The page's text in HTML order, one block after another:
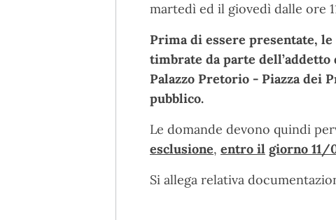
martedì ed il giovedì dalle ore
Prima di essere presentate,
timbrate da parte
Palazzo Pretorio - Piazza dei
pubblico.
Le domande devono quindi
esclusione, entro il giorno 11/
Si allega relativa